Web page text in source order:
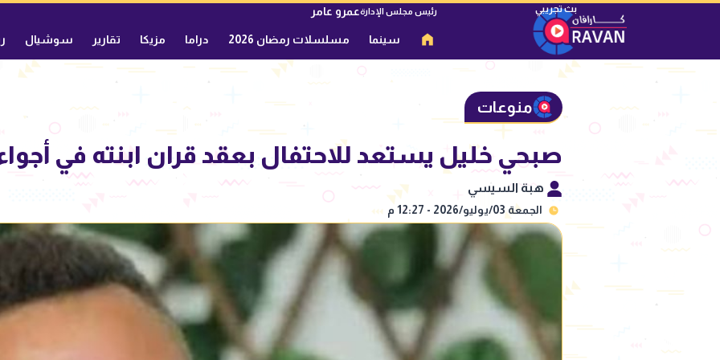
رئيس مجلس الإدارةعمرو عامر
سينما مسلسلات رمضان 2026 دراما مزيكا تقارير سوشيال
منوعات
صبحي خليل يستعد للاحتفال بعقد قران ابنته في أجواء
هبة السيسي
الجمعة 03/يوليو/2026 - 12:27 م